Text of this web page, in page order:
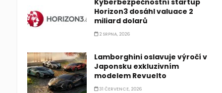
Horizon3 dosáhl valuace 2
miliard dolarů
2 SRPNA, 2026
Lamborghini oslavuje výročí v
Japonsku exkluzivním
modelem Revuelto
31 ČERVENCE, 2026